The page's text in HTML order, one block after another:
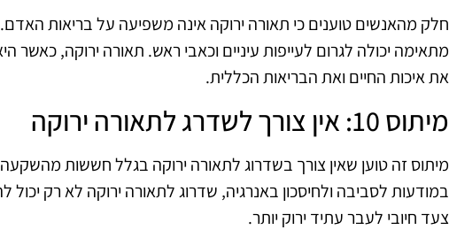
חלק מהאנשים טוענים כי תאורה ירוקה אינה משפיעה על בריאות
מתאימה יכולה לגרום לעייפות עיניים וכאבי ראש. תאורה ירוקה, כאשר
את איכות החיים ואת הבריאות הכללית.
מיתוס 10: אין צורך לשדרג לתאורה ירוקה
מיתוס זה טוען שאין צורך בשדרוג לתאורה ירוקה בגלל חששות
במודעות לסביבה ולחיסכון באנרגיה, שדרוג לתאורה ירוקה לא רק
צעד חיובי לעבר עתיד ירוק יותר.